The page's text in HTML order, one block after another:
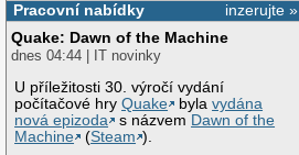
inzerujte »
Pracovní nabídky
Quake: Dawn of the Machine
dnes 04:44 | IT novinky
U příležitosti 30. výročí vydání
počítačové hryQuake bylavydána
nová epizoda
s názvem Dawn of the
Machine
(Steam ).